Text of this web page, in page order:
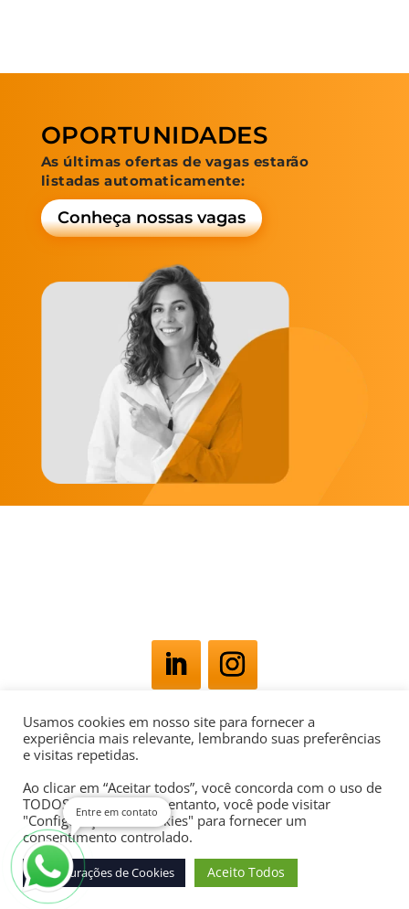
OPORTUNIDADES
As últimas ofertas de vagas estarão
listadas automaticamente:
Conheça nossas vagas
Av. Rio Branco, 181 - Centro, Rio de Janeiro - RJ,
Desenvolvido por Agência Digital Space
Usamos cookies em nosso site para fornecer a
experiência mais relevante, lembrando suas preferências
e visitas repetidas.
Ao clicar em “Aceitar todos”, você concorda com o uso de
TODOS os cookies. No entanto, você pode visitar
"Configurações de cookies" para fornecer um
consentimento controlado.
Configurações de Cookies Aceito Todos
Entre em contato